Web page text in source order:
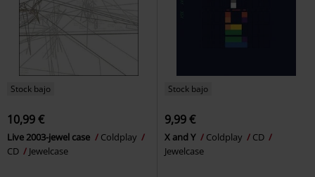
Stock bajo
10,99 €
Live 2003-jewel case
Coldplay
CD
Jewelcase
Stock bajo
9,99 €
X and Y Coldplay
CD
Jewelcase